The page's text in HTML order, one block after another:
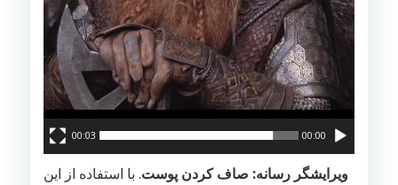
00:00
00:03
ویرایشگر رسانه: صاف کردن پوست. با استفاده از این